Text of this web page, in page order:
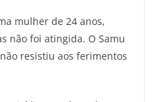
mulher de 24 anos,
não foi atingida. O Samu
resistiu aos ferimentos